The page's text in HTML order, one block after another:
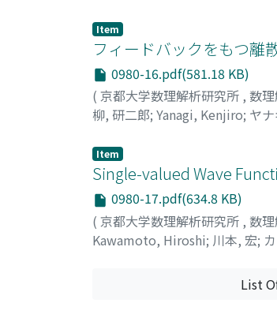
Item
フィードバックをもつ離
0980-16.pdf(581.18 KB)
( 京都大学数理解析研究所 , 数
柳, 研二郎; Yanagi, Kenjiro; ヤ
Item
Single-valued Wave
0980-17.pdf(634.8 KB)
( 京都大学数理解析研究所 , 数
Kawamoto, Hiroshi; 川本, 宏;
List